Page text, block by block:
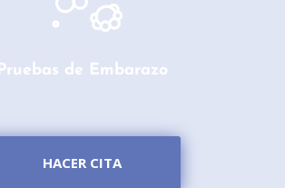
Pruebas de Embarazo
HACER CITA